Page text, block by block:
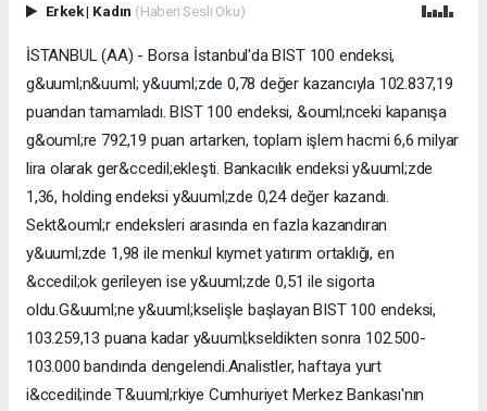
Erkek| Kadın (Haberi Sesli Oku)
İSTANBUL (AA) - Borsa İstanbul'da BIST 100 endeksi,
g&uuml;n&uuml; y&uuml;zde 0,78 değer kazancıyla 102.837,19
puandan tamamladı. BIST 100 endeksi, &ouml;nceki kapanışa
g&ouml;re 792,19 puan artarken, toplam işlem hacmi 6,6 milyar
lira olarak ger&ccedil;ekleşti. Bankacılık endeksi y&uuml;zde
1,36, holding endeksi y&uuml;zde 0,24 değer kazandı.
Sekt&ouml;r endeksleri arasında en fazla kazandıran
y&uuml;zde 1,98 ile menkul kıymet yatırım ortaklığı, en
&ccedil;ok gerileyen ise y&uuml;zde 0,51 ile sigorta
oldu.G&uuml;ne y&uuml;kselişle başlayan BIST 100 endeksi,
103.259,13 puana kadar y&uuml;kseldikten sonra 102.500-
103.000 bandında dengelendi.Analistler, haftaya yurt
i&ccedil;inde T&uuml;rkiye Cumhuriyet Merkez Bankası'nın